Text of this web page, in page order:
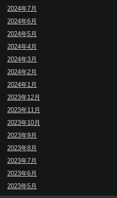
2024年7月
2024年6月
2024年5月
2024年4月
2024年3月
2024年2月
2024年1月
2023年12月
2023年11月
2023年10月
2023年9月
2023年8月
2023年7月
2023年6月
2023年5月